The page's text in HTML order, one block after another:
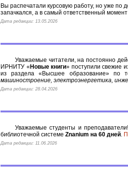
Вы распечатали курсовую работу, но уже по
запачкался, а в самый ответственный
Дата редакции: 13.05.2026
Уважаемые читатели, на постоянно
ИРНИТУ « Новые книги» поступили свежие
из раздела «Высшее образование» по
машиностроение, электроэнергетика,
Дата редакции: 28.04.2026
Уважаемые студенты и
библиотечной системе Znanium на 60 дней.
Дата редакции: 11.06.2026